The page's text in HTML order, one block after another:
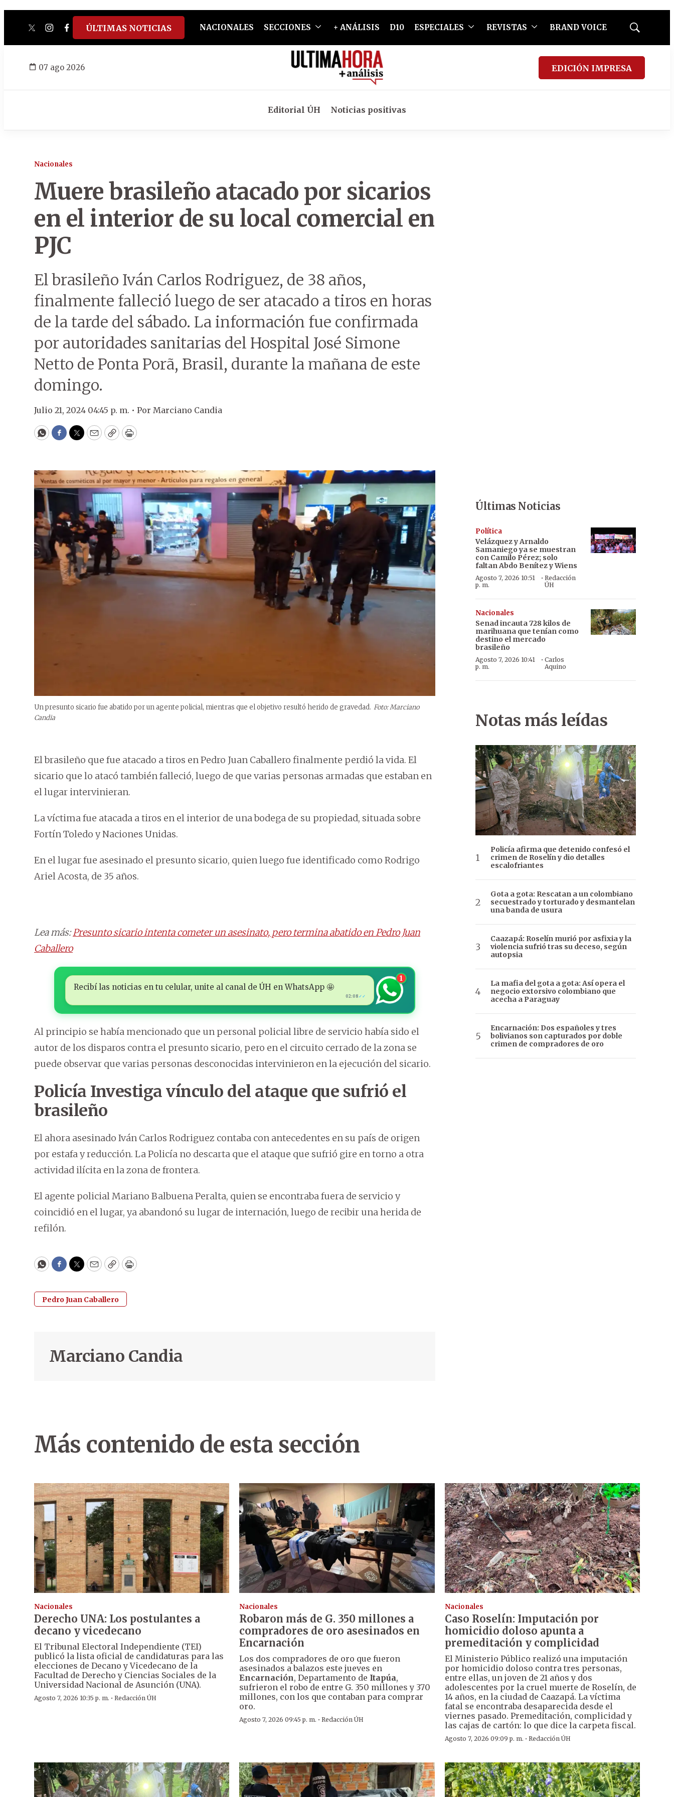
twitterinstagram
facebook
tiktokyoutube
spotify
ÚLTIMAS NOTICIAS NACIONALES SECCIONES + ANÁLISIS D10 ESPECIALES REVISTAS BRAND VOICE
Mostrar
07 ago 2026 EDICIÓN IMPRESA
Editorial ÚH Noticias positivas
Nacionales
Muere brasileño atacado por sicarios
en el interior de su local comercial en
PJC
El brasileño Iván Carlos Rodriguez, de 38 años,
finalmente falleció luego de ser atacado a tiros en horas
de la tarde del sábado. La información fue confirmada
por autoridades sanitarias del Hospital José Simone
Netto de Ponta Porã, Brasil, durante la mañana de este
domingo.
Julio 21, 2024 04:45 p. m. • Por Marciano Candia
WhatsApp
Facebook
Twitter
EmailCopyPrint
Un presunto sicario fue abatido por un agente policial, mientras que el objetivo resultó herido de gravedad. Foto: Marciano
Candia
El brasileño que fue atacado a tiros en Pedro Juan Caballero finalmente perdió la vida. El
sicario que lo atacó también falleció, luego de que varias personas armadas que estaban en
el lugar intervinieran.
La víctima fue atacada a tiros en el interior de una bodega de su propiedad, situada sobre
Fortín Toledo y Naciones Unidas.
En el lugar fue asesinado el presunto sicario, quien luego fue identificado como Rodrigo
Ariel Acosta, de 35 años.
Lea más:Presunto sicario intenta cometer un asesinato, pero termina abatido en Pedro Juan
Caballero
Recibí las noticias en tu celular, unite al canal de ÚH en WhatsApp 🤩
02:08 ✓✓
1
Al principio se había mencionado que un personal policial libre de servicio había sido el
autor de los disparos contra el presunto sicario, pero en el circuito cerrado de la zona se
puede observar que varias personas desconocidas intervinieron en la ejecución del sicario.
Policía Investiga vínculo del ataque que sufrió el
brasileño
El ahora asesinado Iván Carlos Rodriguez contaba con antecedentes en su país de origen
por estafa y reducción. La Policía no descarta que el ataque que sufrió gire en torno a otra
actividad ilícita en la zona de frontera.
El agente policial Mariano Balbuena Peralta, quien se encontraba fuera de servicio y
coincidió en el lugar, ya abandonó su lugar de internación, luego de recibir una herida de
refilón.
WhatsApp
Facebook
Twitter
EmailCopyPrint
Pedro Juan Caballero
Marciano Candia
Últimas Noticias
Política
Velázquez y Arnaldo
Samaniego ya se muestran
con Camilo Pérez; solo
faltan Abdo Benítez y Wiens
Agosto 7, 2026 10:51
p. m.
·Redacción
ÚH
Nacionales
Senad incauta 728 kilos de
marihuana que tenían como
destino el mercado
brasileño
Agosto 7, 2026 10:41
p. m.
· Carlos
Aquino
Notas más leídas
Policía afirma que detenido confesó el
crimen de Roselín y dio detalles
escalofriantes
Gota a gota: Rescatan a un colombiano
secuestrado y torturado y desmantelan
una banda de usura
Caazapá: Roselín murió por asfixia y la
violencia sufrió tras su deceso, según
autopsia
La mafia del gota a gota: Así opera el
negocio extorsivo colombiano que
acecha a Paraguay
Encarnación: Dos españoles y tres
bolivianos son capturados por doble
crimen de compradores de oro
Más contenido de esta sección
Nacionales
Derecho UNA: Los postulantes a
decano y vicedecano
El Tribunal Electoral Independiente (TEI)
publicó la lista oficial de candidaturas para las
elecciones de Decano y Vicedecano de la
Facultad de Derecho y Ciencias Sociales de la
Universidad Nacional de Asunción (UNA).
Agosto 7, 2026 10:35 p. m. · Redacción ÚH
Nacionales
Robaron más de G. 350 millones a
compradores de oro asesinados en
Encarnación
Los dos compradores de oro que fueron
asesinados a balazos este jueves en
Encarnación, Departamento de Itapúa,
sufrieron el robo de entre G. 350 millones y 370
millones, con los que contaban para comprar
oro.
Agosto 7, 2026 09:45 p. m. ·Redacción ÚH
Nacionales
Caso Roselín: Imputación por
homicidio doloso apunta a
premeditación y complicidad
El Ministerio Público realizó una imputación
por homicidio doloso contra tres personas,
entre ellas, un joven de 21 años y dos
adolescentes por la cruel muerte de Roselín, de
14 años, en la ciudad de Caazapá. La víctima
fatal se encontraba desaparecida desde el
viernes pasado. Premeditación, complicidad y
las cajas de cartón: lo que dice la carpeta fiscal.
Agosto 7, 2026 09:09 p. m. · Redacción ÚH